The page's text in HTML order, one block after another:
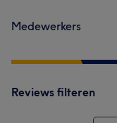
Medewerkers
Reviews filteren